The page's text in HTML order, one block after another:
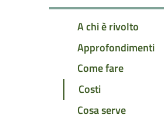
A chi è rivolto
Approfondimenti
Come fare
Costi
Cosa serve